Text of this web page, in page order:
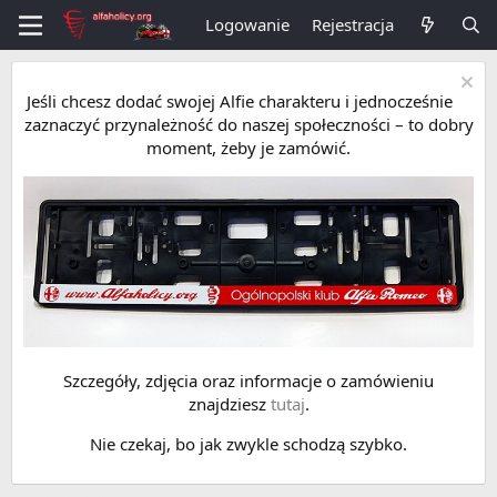
Logowanie Rejestracja
Jeśli chcesz dodać swojej Alfie charakteru i jednocześnie
zaznaczyć przynależność do naszej społeczności – to dobry
moment, żeby je zamówić.
Szczegóły, zdjęcia oraz informacje o zamówieniu
znajdziesz tutaj.
Nie czekaj, bo jak zwykle schodzą szybko.